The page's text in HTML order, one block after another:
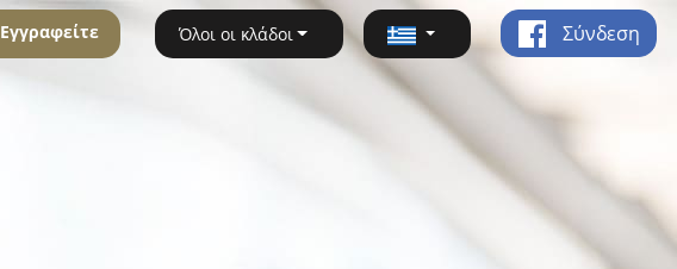
Εγγραφείτε Όλοι οι κλάδοι Σύνδεση